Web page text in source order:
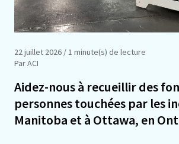
22 juillet 2026 / 1 minute(s) de lecture
Par ACI
Aidez-nous à recueillir des
personnes touchées par les
Manitoba et à Ottawa, en